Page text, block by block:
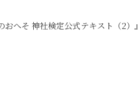
へそ 神社検定公式テキスト（2）』